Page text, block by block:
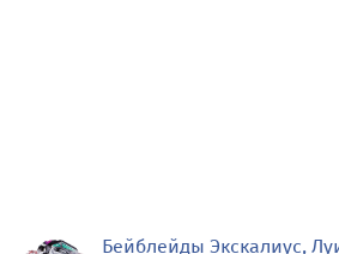
Бейблейды Экскалиус,